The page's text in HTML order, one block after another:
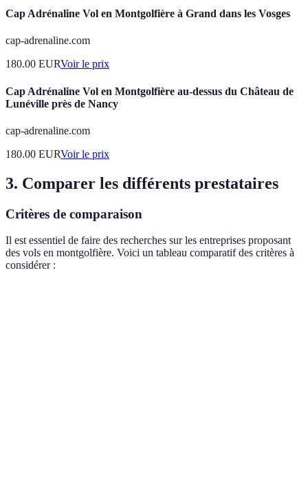
Cap Adrénaline Vol en Montgolfière à Grand dans les Vosges
cap-adrenaline.com
180.00 EURVoir le prix
Cap Adrénaline Vol en Montgolfière au-dessus du Château de
Lunéville près de Nancy
cap-adrenaline.com
180.00 EURVoir le prix
3. Comparer les différents prestataires
Critères de comparaison
Il est essentiel de faire des recherches sur les entreprises proposant
des vols en montgolfière. Voici un tableau comparatif des critères à
considérer :